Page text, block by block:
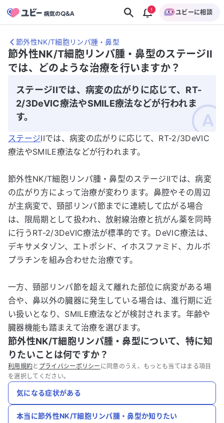
ユビーに相談
節外性NK/T細胞リンパ腫・鼻型
節外性NK/T細胞リンパ腫・鼻型のステージII
では、どのような治療を行いますか？
ステージIIでは、病変の広がりに応じて、RT-
2/3DeVIC療法やSMILE療法などが行われま
す。
ステージIIでは、病変の広がりに応じて、RT-2/3DeVIC
療法やSMILE療法などが行われます。
節外性NK/T細胞リンパ腫・鼻型のステージIIでは、病変
の広がり方によって治療が変わります。鼻腔やその周辺
が主病変で、頸部リンパ節までに連続して広がる場合
は、限局期として扱われ、放射線治療と抗がん薬を同時
に行うRT-2/3DeVIC療法が標準的です。DeVIC療法は、
デキサメタゾン、エトポシド、イホスファミド、カルボ
プラチンを組み合わせた治療です。
一方、頸部リンパ節を超えて離れた部位に病変がある場
合や、鼻以外の臓器に発生している場合は、進行期に近
い扱いとなり、SMILE療法などが検討されます。年齢や
臓器機能も踏まえて治療を選びます。
節外性NK/T細胞リンパ腫・鼻型について、特に知
りたいことは何ですか？
利用規約と プライバシーポリシー に同意のうえ、もっとも当てはまる項目
を選択してください。
気になる症状がある
本当に節外性NK/T細胞リンパ腫・鼻型か知りたい